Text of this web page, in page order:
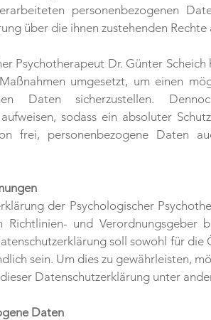
personenbezogenen
über die ihnen zustehenden
Psychotherapeut Dr. Günter
umgesetzt, um einen
Daten sicherzustellen.
aufweisen, sodass ein absoluter
frei, personenbezogene Daten
der Psychologischer
Richtlinien- und Verordnungsgeber
soll sowohl für
sein. Um dies zu gewährleisten,
Datenschutzerklärung unter
Daten